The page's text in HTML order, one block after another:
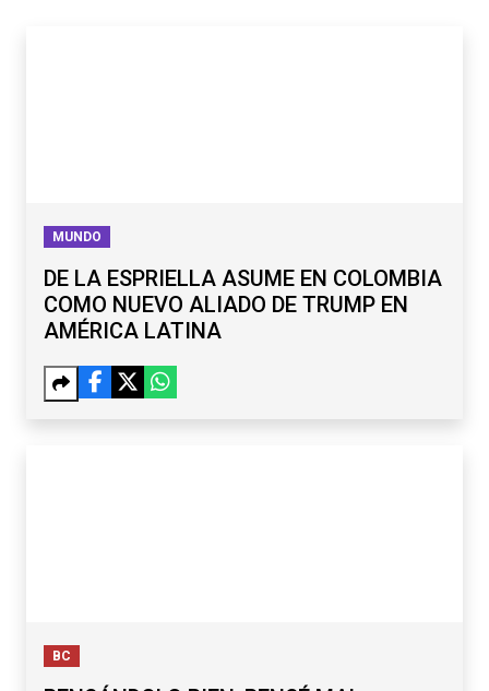
MUNDO
DE LA ESPRIELLA ASUME EN COLOMBIA
COMO NUEVO ALIADO DE TRUMP EN
AMÉRICA LATINA
BC